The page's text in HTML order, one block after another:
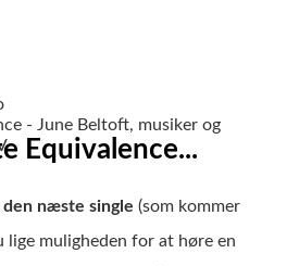
Equivalence...
den næste single (som kommer
lige muligheden for at høre en